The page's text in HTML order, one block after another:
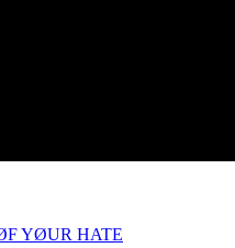
YØUR HATE